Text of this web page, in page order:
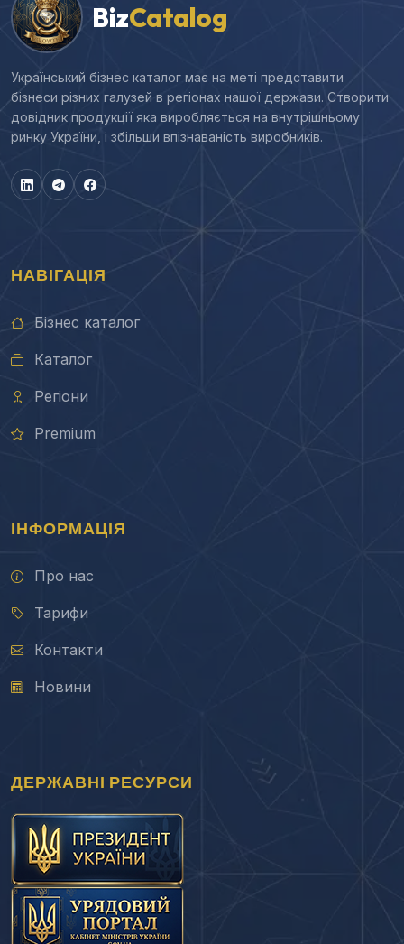
BizCatalog
Український бізнес каталог має на меті представити
бізнеси різних галузей в регіонах нашої держави. Створити
довідник продукції яка виробляється на внутрішньому
ринку України, і збільши впізнаваність виробників.
НАВІГАЦІЯ
Бізнес каталог
Каталог
Регіони
Premium
ІНФОРМАЦІЯ
Про нас
Тарифи
Контакти
Новини
ДЕРЖАВНІ РЕСУРСИ